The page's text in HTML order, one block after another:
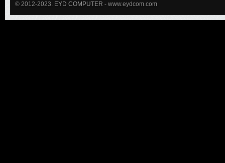
© 2012-2023. EYD COMPUTER - www.eydcom.com